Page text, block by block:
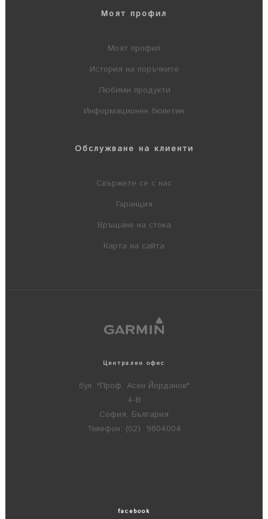
Моят профил
Моят профил
История на поръчките
Любими продукти
Информационен бюлетин
Обслужване на клиенти
Свържете се с нас
Гаранция
Връщане на стока
Карта на сайта
Централен офис
бул. "Проф. Асен Йорданов"
4-В
София, България
Телефон: (02) 9804004
facebook